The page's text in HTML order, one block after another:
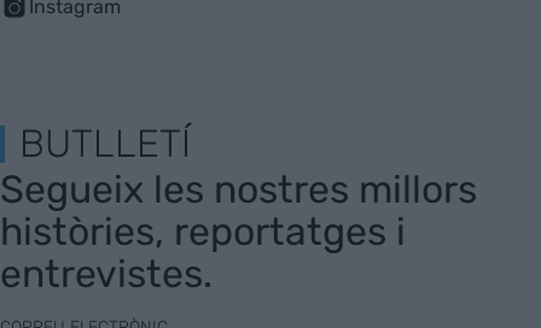
Instagram
BUTLLETÍ
Segueix les nostres millors
històries, reportatges i
entrevistes.